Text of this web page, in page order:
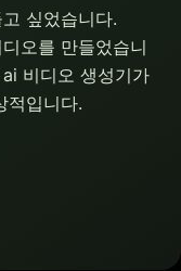
싶었습니다.
오를 만들었습니
비디오 생성기가
적입니다.